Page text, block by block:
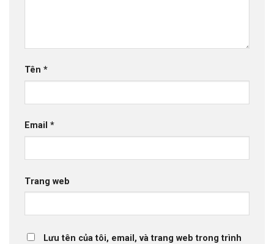
Tên *
Email *
Trang web
Lưu tên của tôi, email, và trang web trong trình